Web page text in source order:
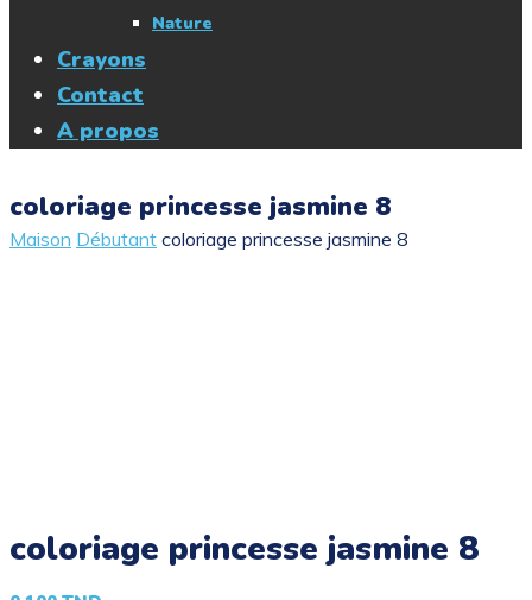
Nature
Crayons
Contact
A propos
coloriage princesse jasmine 8
Maison Débutant coloriage princesse jasmine 8
coloriage princesse jasmine 8